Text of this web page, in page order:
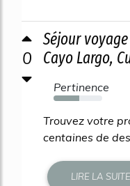
0
Séjour
Cayo Largo,
Pertinence
53%
Trouvez votre
centaines de
LIRE LA SUITE